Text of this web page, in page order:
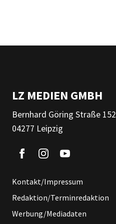
LZ MEDIEN GMBH
Bernhard Göring Straße 152
04277 Leipzig
Kontakt/Impressum
Redaktion/Terminredaktion
Werbung/Mediadaten